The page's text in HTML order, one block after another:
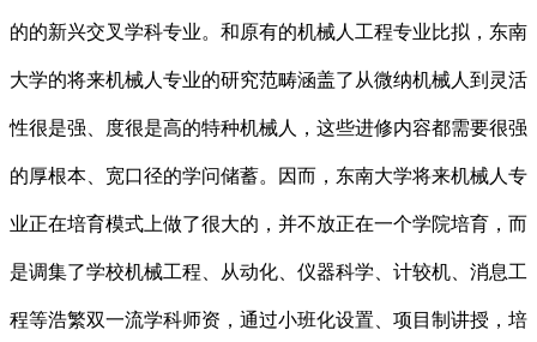
的的新兴交叉学科专业。和原有的机械人工程专业比拟，东南
大学的将来机械人专业的研究范畴涵盖了从微纳机械人到灵活
性很是强、度很是高的特种机械人，这些进修内容都需要很强
的厚根本、宽口径的学问储蓄。因而，东南大学将来机械人专
业正在培育模式上做了很大的，并不放正在一个学院培育，而
是调集了学校机械工程、从动化、仪器科学、计较机、消息工
程等浩繁双一流学科师资，通过小班化设置、项目制讲授，培